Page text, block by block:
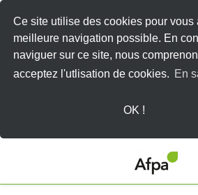
Ce site utilise des cookies pour vous
meilleure navigation possible. En
naviguer sur ce site, nous
acceptez l'utlisation de cookies. En
OK !